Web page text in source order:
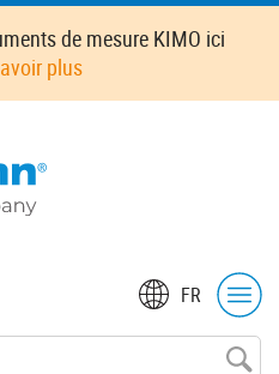
de mesure KIMO ici
plus
FR